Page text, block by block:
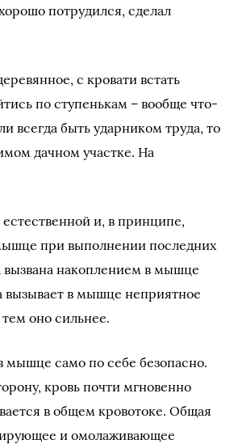
потрудился, сделал
с кровати встать
по ступенькам – вообще что-
всегда быть ударником труда, то
дачном участке. На
и, в принципе,
при выполнении последних
накоплением в мышце
вызывает в мышце неприятное
оно сильнее.
мышце само по себе безопасно.
кровь почти мгновенно
в общем кровотоке. Общая
и омолаживающее